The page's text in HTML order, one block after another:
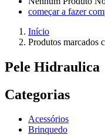
começar a fazer
Início
Produtos marcados
Pele Hidraulica
Categorias
Acessórios
Brinquedo